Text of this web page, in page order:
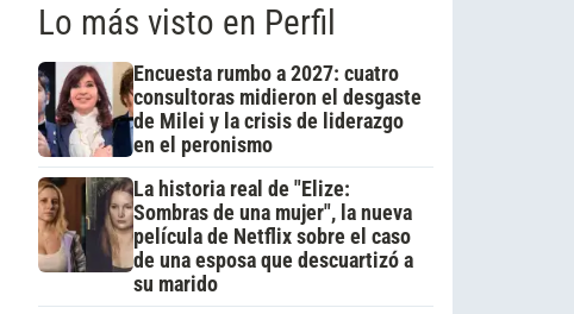
Lo más visto en Perfil
Encuesta rumbo a 2027: cuatro
consultoras midieron el desgaste
de Milei y la crisis de liderazgo
en el peronismo
La historia real de "Elize:
Sombras de una mujer", la nueva
película de Netflix sobre el caso
de una esposa que descuartizó a
su marido